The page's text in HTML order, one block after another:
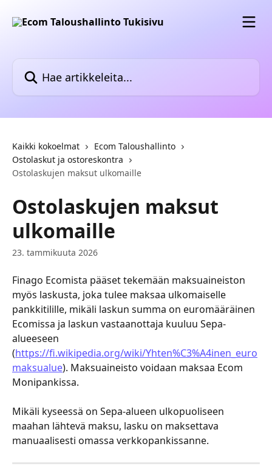
Kaikki kokoelmat
Ecom Taloushallinto
Ostolaskut ja ostoreskontra
Ostolaskujen maksut ulkomaille
Ostolaskujen maksut
ulkomaille
23. tammikuuta 2026
Finago Ecomista pääset tekemään maksuaineiston
myös laskusta, joka tulee maksaa ulkomaiselle
pankkitilille, mikäli laskun summa on euromääräinen
Ecomissa ja laskun vastaanottaja kuuluu Sepa-
alueeseen
(https://fi.wikipedia.org/wiki/Yhten%C3%A4inen_euro
maksualue). Maksuaineisto voidaan maksaa Ecom
Monipankissa.
Mikäli kyseessä on Sepa-alueen ulkopuoliseen
maahan lähtevä maksu, lasku on maksettava
manuaalisesti omassa verkkopankissanne.